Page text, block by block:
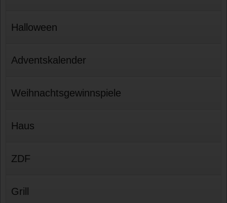
Halloween
Adventskalender
Weihnachtsgewinnspiele
Haus
ZDF
Grill